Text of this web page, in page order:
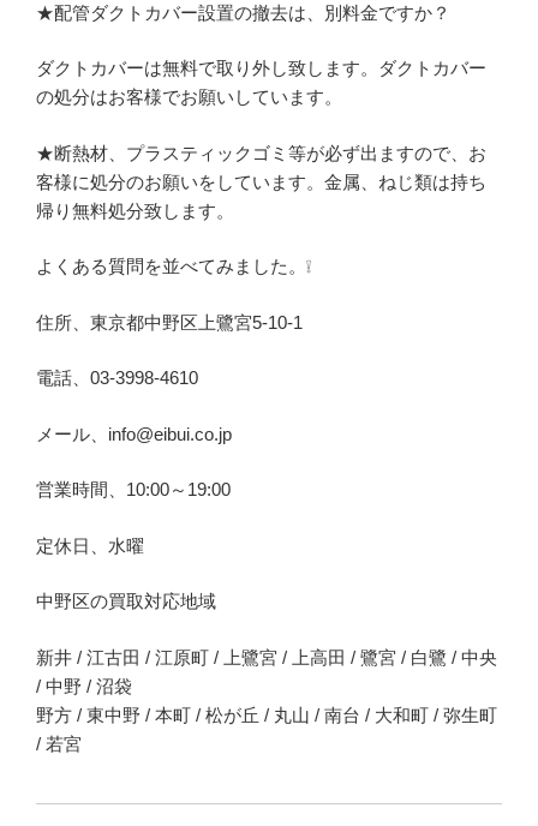
★配管ダクトカバー設置の撤去は、別料金ですか？
ダクトカバーは無料で取り外し致します。ダクトカバー
の処分はお客様でお願いしています。
★断熱材、プラスティックゴミ等が必ず出ますので、お
客様に処分のお願いをしています。金属、ねじ類は持ち
帰り無料処分致します。
よくある質問を並べてみました。❕
住所、東京都中野区上鷺宮5-10-1
電話、03-3998-4610
メール、info@eibui.co.jp
営業時間、10:00～19:00
定休日、水曜
中野区の買取対応地域
新井 / 江古田 / 江原町 / 上鷺宮 / 上高田 / 鷺宮 / 白鷺 / 中央
/ 中野 / 沼袋
野方 / 東中野 / 本町 / 松が丘 / 丸山 / 南台 / 大和町 / 弥生町
/ 若宮